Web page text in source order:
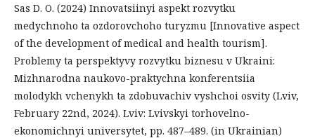
Sas D. O. (2024) Innovatsiinyi aspekt rozvytku
medychnoho ta ozdorovchoho turyzmu [Innovative aspect
of the development of medical and health tourism].
Problemy ta perspektyvy rozvytku biznesu v Ukraini:
Mizhnarodna naukovo-praktychna konferentsiia
molodykh vchenykh ta zdobuvachiv vyshchoi osvity (Lviv,
February 22nd, 2024). Lviv: Lvivskyi torhovelno-
ekonomichnyi universytet, pp. 487–489. (in Ukrainian)